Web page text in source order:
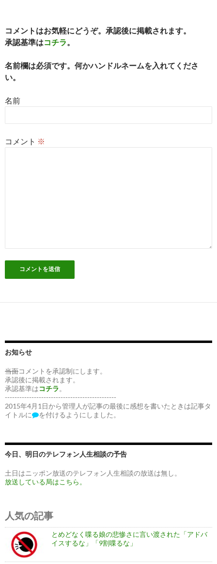
コメントはお気軽にどうぞ。承認後に掲載されます。
承認基準はコチラ。
名前欄は必須です。何かハンドルネームを入れてくださ
い。
名前
コメント ※
お知らせ
当面コメントを承認制にします。
承認後に掲載されます。
承認基準はコチラ 。
----------------------------------------------
2015年4月1日から管理人が記事の最後に感想を書いたときは記事タ
イトルに
を付けるようにしました。
今日、明日のテレフォン人生相談の予告
土日はニッポン放送のテレフォン人生相談の放送は無し。
放送している局はこちら。
人気の記事
とめどなく喋る娘の悲惨さに言い渡された「アドバ
イスするな」「9割喋るな」